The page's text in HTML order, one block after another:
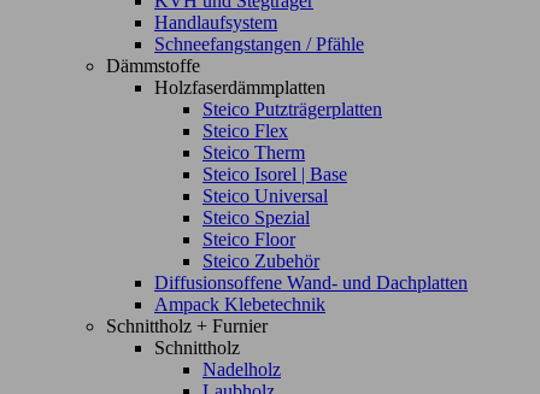
Handlaufsystem
Schneefangstangen / Pfähle
Dämmstoffe
Holzfaserdämmplatten
Steico Putzträgerplatten
Steico Flex
Steico Therm
Steico Isorel | Base
Steico Universal
Steico Spezial
Steico Floor
Steico Zubehör
Diffusionsoffene Wand- und Dachplatten
Ampack Klebetechnik
Schnittholz + Furnier
Schnittholz
Nadelholz